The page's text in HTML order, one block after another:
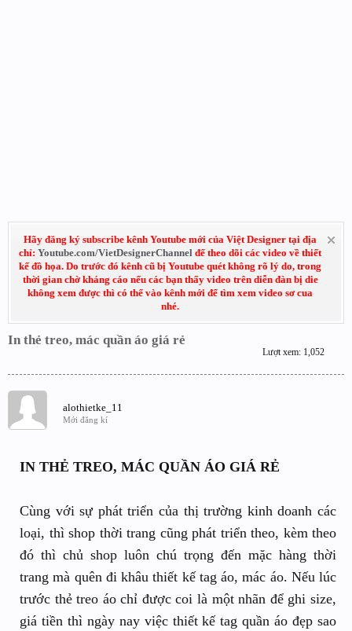
Hãy đăng ký subscribe kênh Youtube mới của Việt Designer tại địa
chỉ: Youtube.com/VietDesignerChannel để theo dõi các video về thiết
kế đồ họa. Do trước đó kênh cũ bị Youtube quét không rõ lý do, trong
thời gian chờ kháng cáo nếu các bạn thấy video trên diễn đàn bị die
không xem được thì có thể vào kênh mới để tìm xem video sơ cua
nhé.
In thẻ treo, mác quần áo giá rẻ
Lượt xem: 1,052
alothietke_11
Mới đăng kí
IN THẺ TREO, MÁC QUẦN ÁO GIÁ RẺ
Cùng với sự phát triển của thị trường kinh doanh các
loại, thì shop thời trang cũng phát triển theo, kèm theo
đó thì chủ shop luôn chú trọng đến mặc hàng thời
trang mà quên đi khâu thiết kế tag áo, mác áo. Nếu lúc
trước thẻ treo áo chỉ được coi là một nhãn để ghi size,
giá tiền thì ngày nay việc thiết kế tag quần áo đẹp sao